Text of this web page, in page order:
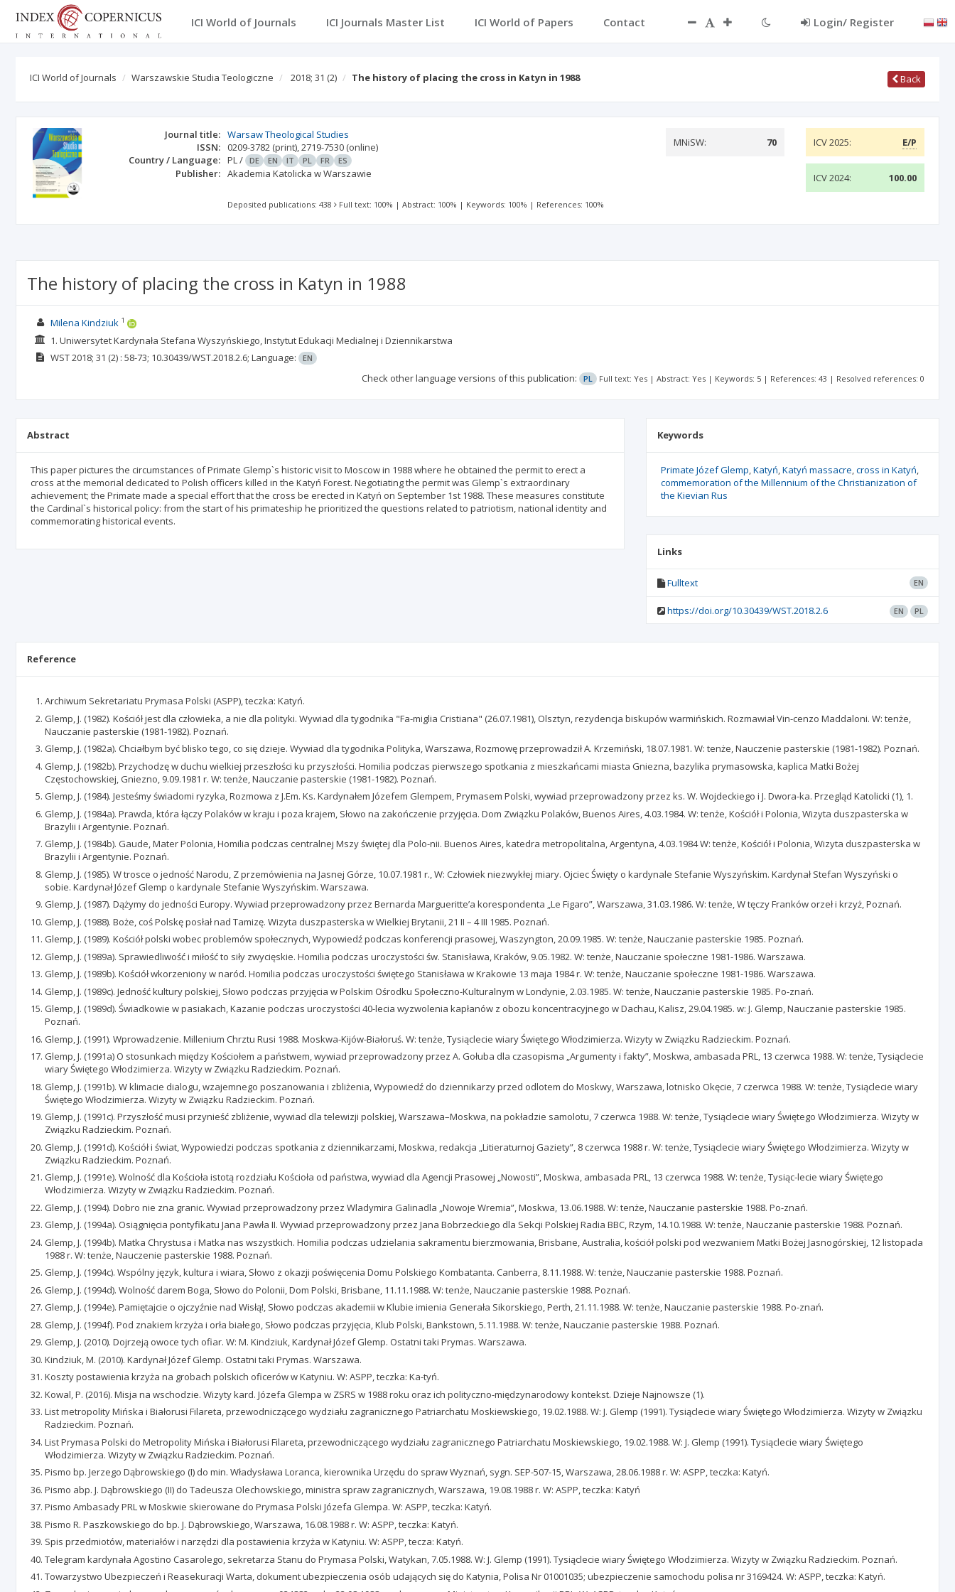
ICI World of Journals ICI Journals Master List ICI World of Papers Contact Login/ Register
ICI World of Journals Warszawskie Studia Teologiczne 2018; 31 (2) The history of placing the cross in Katyn in 1988 Back
Journal title: Warsaw Theological Studies
ISSN: 0209-3782 (print),2719-7530 (online)
Country / Language: PL/ DE EN IT PL FR ES
Publisher: Akademia Katolicka w Warszawie
MNiSW: 70 ICV 2025: E/P
ICV 2024: 100.00
Deposited publications: 438 Full text: 100% |Abstract: 100% | Keywords: 100% | References: 100%
The history of placing the cross in Katyn in 1988
Milena Kindziuk 1
1. Uniwersytet Kardynała Stefana Wyszyńskiego, Instytut Edukacji Medialnej i Dziennikarstwa
WST2018; 31 (2) : 58-73; 10.30439/WST.2018.2.6; Language: EN
Check other language versions of this publication: PL Full text: Yes | Abstract: Yes | Keywords: 5 | References: 43 | Resolved references: 0
Abstract
This paper pictures the circumstances of Primate Glemp`s historic visit to Moscow in 1988 where he obtained the permit to erect a
cross at the memorial dedicated to Polish officers killed in the Katyń Forest. Negotiating the permit was Glemp`s extraordinary
achievement; the Primate made a special effort that the cross be erected in Katyń on September 1st 1988. These measures constitute
the Cardinal`s historical policy: from the start of his primateship he prioritized the questions related to patriotism, national identity and
commemorating historical events.
Keywords
Primate Józef Glemp Katyń Katyń massacre cross in Katyń
commemoration of the Millennium of the Christianization of
the Kievian Rus
Links
Fulltext EN
https://doi.org/10.30439/WST.2018.2.6 EN PL
Reference
Archiwum Sekretariatu Prymasa Polski (ASPP), teczka: Katyń.
Glemp, J. (1982). Kościół jest dla człowieka, a nie dla polityki. Wywiad dla tygodnika "Fa-miglia Cristiana" (26.07.1981), Olsztyn, rezydencja biskupów warmińskich. Rozmawiał Vin-cenzo Maddaloni. W: tenże,
Nauczanie pasterskie (1981-1982). Poznań.
Glemp, J. (1982a). Chciałbym być blisko tego, co się dzieje. Wywiad dla tygodnika Polityka, Warszawa, Rozmowę przeprowadził A. Krzemiński, 18.07.1981. W: tenże, Nauczenie pasterskie (1981-1982). Poznań.
Glemp, J. (1982b). Przychodzę w duchu wielkiej przeszłości ku przyszłości. Homilia podczas pierwszego spotkania z mieszkańcami miasta Gniezna, bazylika prymasowska, kaplica Matki Bożej
Częstochowskiej, Gniezno, 9.09.1981 r. W: tenże, Nauczanie pasterskie (1981-1982). Poznań.
Glemp, J. (1984). Jesteśmy świadomi ryzyka, Rozmowa z J.Em. Ks. Kardynałem Józefem Glempem, Prymasem Polski, wywiad przeprowadzony przez ks. W. Wojdeckiego i J. Dwora-ka. Przegląd Katolicki (1), 1.
Glemp, J. (1984a). Prawda, która łączy Polaków w kraju i poza krajem, Słowo na zakończenie przyjęcia. Dom Związku Polaków, Buenos Aires, 4.03.1984. W: tenże, Kościół i Polonia, Wizyta duszpasterska w
Brazylii i Argentynie. Poznań.
Glemp, J. (1984b). Gaude, Mater Polonia, Homilia podczas centralnej Mszy świętej dla Polo-nii. Buenos Aires, katedra metropolitalna, Argentyna, 4.03.1984 W: tenże, Kościół i Polonia, Wizyta duszpasterska w
Brazylii i Argentynie. Poznań.
Glemp, J. (1985). W trosce o jedność Narodu, Z przemówienia na Jasnej Górze, 10.07.1981 r., W: Człowiek niezwykłej miary. Ojciec Święty o kardynale Stefanie Wyszyńskim. Kardynał Stefan Wyszyński o
sobie. Kardynał Józef Glemp o kardynale Stefanie Wyszyńskim. Warszawa.
Glemp, J. (1987). Dążymy do jedności Europy. Wywiad przeprowadzony przez Bernarda Margueritte’a korespondenta „Le Figaro”, Warszawa, 31.03.1986. W: tenże, W tęczy Franków orzeł i krzyż, Poznań.
Glemp, J. (1988). Boże, coś Polskę posłał nad Tamizę. Wizyta duszpasterska w Wielkiej Brytanii, 21 II – 4 III 1985. Poznań.
Glemp, J. (1989). Kościół polski wobec problemów społecznych, Wypowiedź podczas konferencji prasowej, Waszyngton, 20.09.1985. W: tenże, Nauczanie pasterskie 1985. Poznań.
Glemp, J. (1989a). Sprawiedliwość i miłość to siły zwycięskie. Homilia podczas uroczystości św. Stanisława, Kraków, 9.05.1982. W: tenże, Nauczanie społeczne 1981-1986. Warszawa.
Glemp, J. (1989b). Kościół wkorzeniony w naród. Homilia podczas uroczystości świętego Stanisława w Krakowie 13 maja 1984 r. W: tenże, Nauczanie społeczne 1981-1986. Warszawa.
Glemp, J. (1989c). Jedność kultury polskiej, Słowo podczas przyjęcia w Polskim Ośrodku Społeczno-Kulturalnym w Londynie, 2.03.1985. W: tenże, Nauczanie pasterskie 1985. Po-znań.
Glemp, J. (1989d). Świadkowie w pasiakach, Kazanie podczas uroczystości 40-lecia wyzwolenia kapłanów z obozu koncentracyjnego w Dachau, Kalisz, 29.04.1985. w: J. Glemp, Nauczanie pasterskie 1985.
Poznań.
Glemp, J. (1991). Wprowadzenie. Millenium Chrztu Rusi 1988. Moskwa-Kijów-Białoruś. W: tenże, Tysiąclecie wiary Świętego Włodzimierza. Wizyty w Związku Radzieckim. Poznań.
Glemp, J. (1991a) O stosunkach między Kościołem a państwem, wywiad przeprowadzony przez A. Gołuba dla czasopisma „Argumenty i fakty”, Moskwa, ambasada PRL, 13 czerwca 1988. W: tenże, Tysiąclecie
wiary Świętego Włodzimierza. Wizyty w Związku Radzieckim. Poznań.
Glemp, J. (1991b). W klimacie dialogu, wzajemnego poszanowania i zbliżenia, Wypowiedź do dziennikarzy przed odlotem do Moskwy, Warszawa, lotnisko Okęcie, 7 czerwca 1988. W: tenże, Tysiąclecie wiary
Świętego Włodzimierza. Wizyty w Związku Radzieckim. Poznań.
Glemp, J. (1991c). Przyszłość musi przynieść zbliżenie, wywiad dla telewizji polskiej, Warszawa–Moskwa, na pokładzie samolotu, 7 czerwca 1988. W: tenże, Tysiąclecie wiary Świętego Włodzimierza. Wizyty w
Związku Radzieckim. Poznań.
Glemp, J. (1991d). Kościół i świat, Wypowiedzi podczas spotkania z dziennikarzami, Moskwa, redakcja „Litieraturnoj Gaziety”, 8 czerwca 1988 r. W: tenże, Tysiąclecie wiary Świętego Włodzimierza. Wizyty w
Związku Radzieckim. Poznań.
Glemp, J. (1991e). Wolność dla Kościoła istotą rozdziału Kościoła od państwa, wywiad dla Agencji Prasowej „Nowosti”, Moskwa, ambasada PRL, 13 czerwca 1988. W: tenże, Tysiąc-lecie wiary Świętego
Włodzimierza. Wizyty w Związku Radzieckim. Poznań.
Glemp, J. (1994). Dobro nie zna granic. Wywiad przeprowadzony przez Wladymira Galinadla „Nowoje Wremia”, Moskwa, 13.06.1988. W: tenże, Nauczanie pasterskie 1988. Po-znań.
Glemp, J. (1994a). Osiągnięcia pontyfikatu Jana Pawła II. Wywiad przeprowadzony przez Jana Bobrzeckiego dla Sekcji Polskiej Radia BBC, Rzym, 14.10.1988. W: tenże, Nauczanie pasterskie 1988. Poznań.
Glemp, J. (1994b). Matka Chrystusa i Matka nas wszystkich. Homilia podczas udzielania sakramentu bierzmowania, Brisbane, Australia, kościół polski pod wezwaniem Matki Bożej Jasnogórskiej, 12 listopada
1988 r. W: tenże, Nauczenie pasterskie 1988. Poznań.
Glemp, J. (1994c). Wspólny język, kultura i wiara, Słowo z okazji poświęcenia Domu Polskiego Kombatanta. Canberra, 8.11.1988. W: tenże, Nauczanie pasterskie 1988. Poznań.
Glemp, J. (1994d). Wolność darem Boga, Słowo do Polonii, Dom Polski, Brisbane, 11.11.1988. W: tenże, Nauczanie pasterskie 1988. Poznań.
Glemp, J. (1994e). Pamiętajcie o ojczyźnie nad Wisłą!, Słowo podczas akademii w Klubie imienia Generała Sikorskiego, Perth, 21.11.1988. W: tenże, Nauczanie pasterskie 1988. Po-znań.
Glemp, J. (1994f). Pod znakiem krzyża i orła białego, Słowo podczas przyjęcia, Klub Polski, Bankstown, 5.11.1988. W: tenże, Nauczanie pasterskie 1988. Poznań.
Glemp, J. (2010). Dojrzeją owoce tych ofiar. W: M. Kindziuk, Kardynał Józef Glemp. Ostatni taki Prymas. Warszawa.
Kindziuk, M. (2010). Kardynał Józef Glemp. Ostatni taki Prymas. Warszawa.
Koszty postawienia krzyża na grobach polskich oficerów w Katyniu. W: ASPP, teczka: Ka-tyń.
Kowal, P. (2016). Misja na wschodzie. Wizyty kard. Józefa Glempa w ZSRS w 1988 roku oraz ich polityczno-międzynarodowy kontekst. Dzieje Najnowsze (1).
List metropolity Mińska i Białorusi Filareta, przewodniczącego wydziału zagranicznego Patriarchatu Moskiewskiego, 19.02.1988. W: J. Glemp (1991). Tysiąclecie wiary Świętego Włodzimierza. Wizyty w Związku
Radzieckim. Poznań.
List Prymasa Polski do Metropolity Mińska i Białorusi Filareta, przewodniczącego wydziału zagranicznego Patriarchatu Moskiewskiego, 19.02.1988. W: J. Glemp (1991). Tysiąclecie wiary Świętego
Włodzimierza. Wizyty w Związku Radzieckim. Poznań.
Pismo bp. Jerzego Dąbrowskiego (I) do min. Władysława Loranca, kierownika Urzędu do spraw Wyznań, sygn. SEP-507-15, Warszawa, 28.06.1988 r. W: ASPP, teczka: Katyń.
Pismo abp. J. Dąbrowskiego (II) do Tadeusza Olechowskiego, ministra spraw zagranicznych, Warszawa, 19.08.1988 r. W: ASPP, teczka: Katyń
Pismo Ambasady PRL w Moskwie skierowane do Prymasa Polski Józefa Glempa. W: ASPP, teczka: Katyń.
Pismo R. Paszkowskiego do bp. J. Dąbrowskiego, Warszawa, 16.08.1988 r. W: ASPP, teczka: Katyń.
Spis przedmiotów, materiałów i narzędzi dla postawienia krzyża w Katyniu. W: ASPP, tecza: Katyń.
Telegram kardynała Agostino Casarolego, sekretarza Stanu do Prymasa Polski, Watykan, 7.05.1988. W: J. Glemp (1991). Tysiąclecie wiary Świętego Włodzimierza. Wizyty w Związku Radzieckim. Poznań.
Towarzystwo Ubezpieczeń i Reasekuracji Warta, dokument ubezpieczenia osób udających się do Katynia, Polisa Nr 01001035; ubezpieczenie samochodu polisa nr 3169424. W: ASPP, teczka: Katyń.